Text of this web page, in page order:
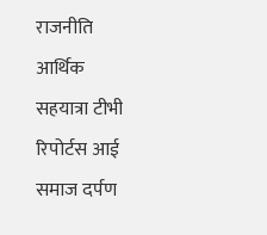
राजनीति
आर्थिक
सहयात्रा टीभी
रिपोर्टस आई
समाज दर्पण